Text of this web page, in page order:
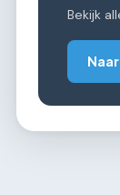
Bekijk